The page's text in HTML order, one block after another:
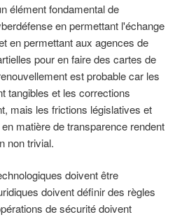
élément fondamental de
en permettant l'échange
en permettant aux agences de
pour en faire des cartes de
est probable car les
tangibles et les corrections
mais les frictions législatives et
matière de transparence rendent
non trivial.
doivent être
doivent définir des règles
de sécurité doivent